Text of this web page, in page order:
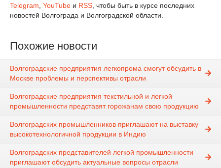
Telegram YouTube и RSS , чтобы быть в курсе последних
новостей Волгограда и Волгоградской области.
Похожие новости
Волгоградские предприятия легкопрома смогут обсудить в
Москве проблемы и перспективы отрасли
Волгоградские предприятия текстильной и легкой
промышленности представят горожанам свою продукцию
Волгоградских промышленников приглашают на выставку
высокотехнологичной продукции в Индию
Волгоградских представителей легкой промышленности
приглашают обсудить актуальные вопросы отрасли